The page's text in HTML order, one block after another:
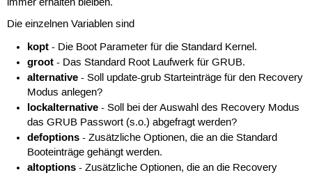
immer erhalten bleiben.
Die einzelnen Variablen sind
kopt - Die Boot Parameter für die Standard Kernel.
groot - Das Standard Root Laufwerk für GRUB.
alternative - Soll update-grub Starteinträge für den Recovery
Modus anlegen?
lockalternative - Soll bei der Auswahl des Recovery Modus
das GRUB Passwort (s.o.) abgefragt werden?
defoptions - Zusätzliche Optionen, die an die Standard
Booteinträge gehängt werden.
altoptions - Zusätzliche Optionen, die an die Recovery